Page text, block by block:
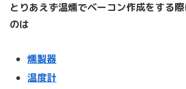
とりあえず温燻でベーコン作成をする
のは
燻製器
温度計